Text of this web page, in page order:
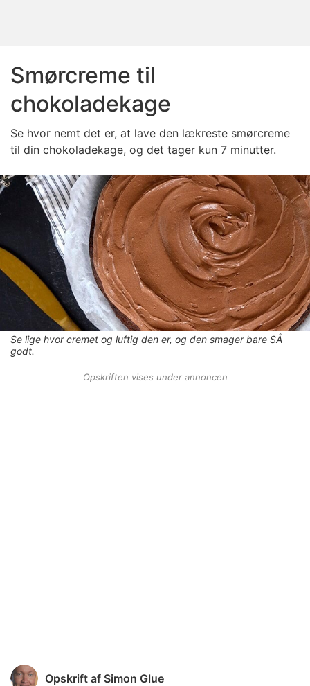
Smørcreme til
chokoladekage
Se hvor nemt det er, at lave den lækreste smørcreme
til din chokoladekage, og det tager kun 7 minutter.
Se lige hvor cremet og luftig den er, og den smager bare SÅ
godt.
Opskriften vises under annoncen
Opskrift af Simon Glue